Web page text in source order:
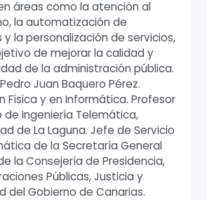
áreas como la atención al
la automatización de
y la personalización de servicios,
de mejorar la calidad y
de la administración pública.
Juan Baquero Pérez.
Física y en Informática. Profesor
de Ingeniería Telemática,
de La Laguna. Jefe de Servicio
de la Secretaría General
la Consejería de Presidencia,
Públicas, Justicia y
del Gobierno de Canarias.